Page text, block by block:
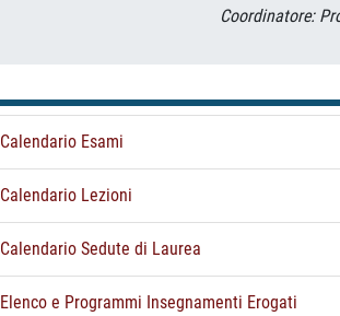
progettista di
metodologici,
lavoro - area
previsti per i
Coordinatore:
Calendario Esami
Calendario Lezioni
Calendario Sedute di Laurea
Elenco e Programmi Insegnamenti Erogati